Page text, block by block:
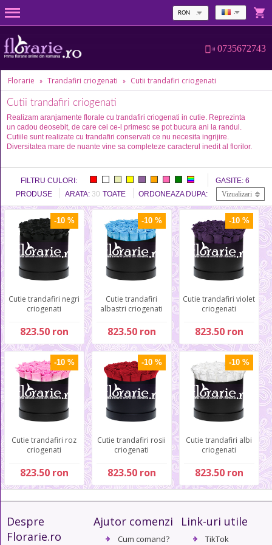
RON
0735672743
Florarie » Trandafiri criogenati » Cutii trandafiri criogenati
Cutii trandafiri criogenati
Realizam aranjamente florale cu trandafiri criogenati in cutie. Reprezinta
un cadou deosebit, de care cei ce-l primesc se pot bucura ani la randul.
Cutiile sunt realizate cu trandafiri conservati ce nu necesita ingrijire.
Diversitatea mare de nuante vine sa completeze caracterul inedit al florilor.
FILTRU CULORI: GASITE: 6
PRODUSE
ARATA: 30 TOATE ORDONEAZA DUPA: Vizualizari
-10 %
Cutie trandafiri negri
criogenati
823.50 ron
-10 %
Cutie trandafiri
albastri criogenati
823.50 ron
-10 %
Cutie trandafiri violet
criogenati
823.50 ron
-10 %
Cutie trandafiri roz
criogenati
823.50 ron
-10 %
Cutie trandafiri rosii
criogenati
823.50 ron
-10 %
Cutie trandafiri albi
criogenati
823.50 ron
Despre
Florarie.ro
Ajutor comenzi
Cum comand?
Link-uri utile
TikTok